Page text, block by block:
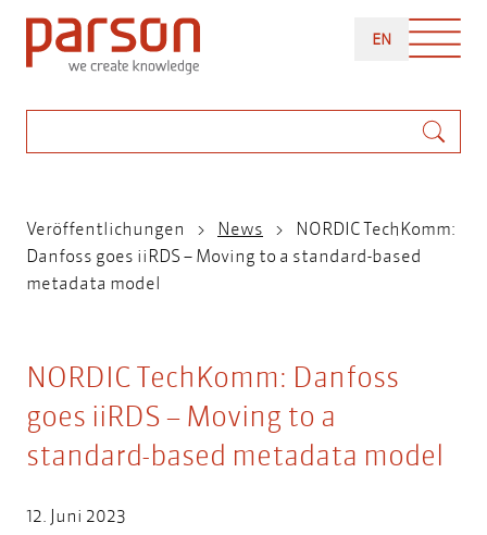
Direkt
zum
Inhalt
ENENGLISH
Pfadnavigation
Veröffentlichungen News
NORDIC TechKomm:
Danfoss goes iiRDS – Moving to a standard-based
metadata model
NORDIC TechKomm: Danfoss
goes iiRDS – Moving to a
standard-based metadata model
12. Juni 2023